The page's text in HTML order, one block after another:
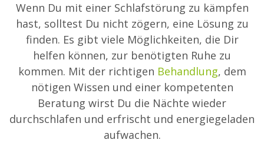
Wenn Du mit einer Schlafstörung zu kämpfen
hast, solltest Du nicht zögern, eine Lösung zu
finden. Es gibt viele Möglichkeiten, die Dir
helfen können, zur benötigten Ruhe zu
kommen. Mit der richtigen Behandlung, dem
nötigen Wissen und einer kompetenten
Beratung wirst Du die Nächte wieder
durchschlafen und erfrischt und energiegeladen
aufwachen.